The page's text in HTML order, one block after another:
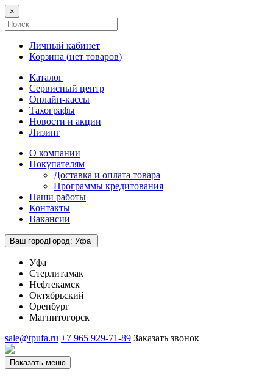
×
Личный кабинет
Корзина (нет товаров)
Каталог
Сервисный центр
Онлайн-кассы
Тахографы
Новости и акции
Лизинг
О компании
Покупателям
Доставка и оплата товара
Программы кредитования
Наши работы
Контакты
Вакансии
Ваш городГород: Уфа
Уфа
Стерлитамак
Нефтекамск
Октябрьский
Оренбург
Магнитогорск
sale@tpufa.ru +7 965 929-71-89 Заказать звонок
Показать меню